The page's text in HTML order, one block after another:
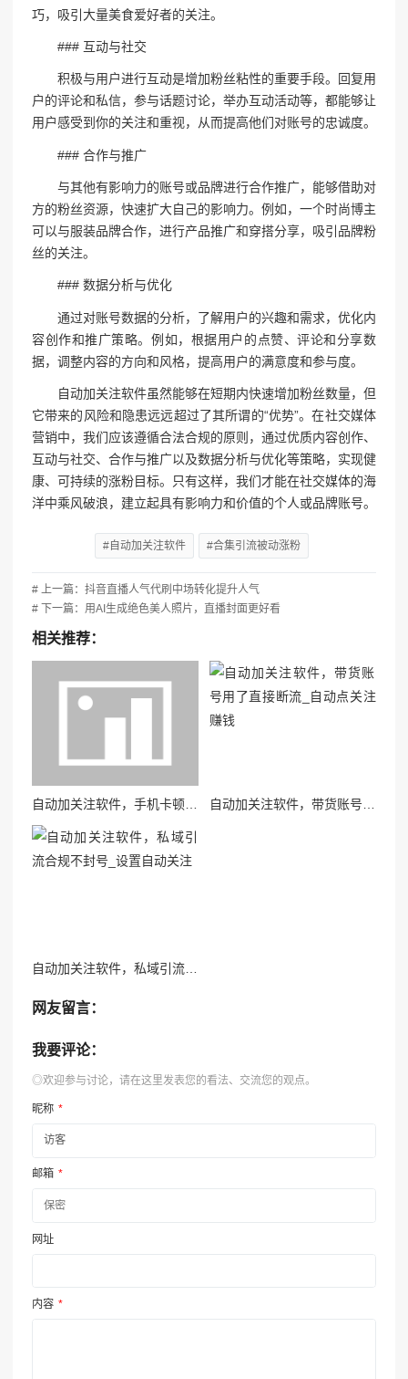
巧，吸引大量美食爱好者的关注。
### 互动与社交
积极与用户进行互动是增加粉丝粘性的重要手段。回复用
户的评论和私信，参与话题讨论，举办互动活动等，都能够让
用户感受到你的关注和重视，从而提高他们对账号的忠诚度。
### 合作与推广
与其他有影响力的账号或品牌进行合作推广，能够借助对
方的粉丝资源，快速扩大自己的影响力。例如，一个时尚博主
可以与服装品牌合作，进行产品推广和穿搭分享，吸引品牌粉
丝的关注。
### 数据分析与优化
通过对账号数据的分析，了解用户的兴趣和需求，优化内
容创作和推广策略。例如，根据用户的点赞、评论和分享数
据，调整内容的方向和风格，提高用户的满意度和参与度。
自动加关注软件虽然能够在短期内快速增加粉丝数量，但
它带来的风险和隐患远远超过了其所谓的“优势”。在社交媒体
营销中，我们应该遵循合法合规的原则，通过优质内容创作、
互动与社交、合作与推广以及数据分析与优化等策略，实现健
康、可持续的涨粉目标。只有这样，我们才能在社交媒体的海
洋中乘风破浪，建立起具有影响力和价值的个人或品牌账号。
#自动加关注软件 #合集引流被动涨粉
# 上一篇：抖音直播人气代刷中场转化提升人气
# 下一篇：用AI生成绝色美人照片，直播封面更好看
相关推荐：
网友留言：
我要评论：
◎欢迎参与讨论，请在这里发表您的看法、交流您的观点。
昵称 *
邮箱 *
网址
内容 *